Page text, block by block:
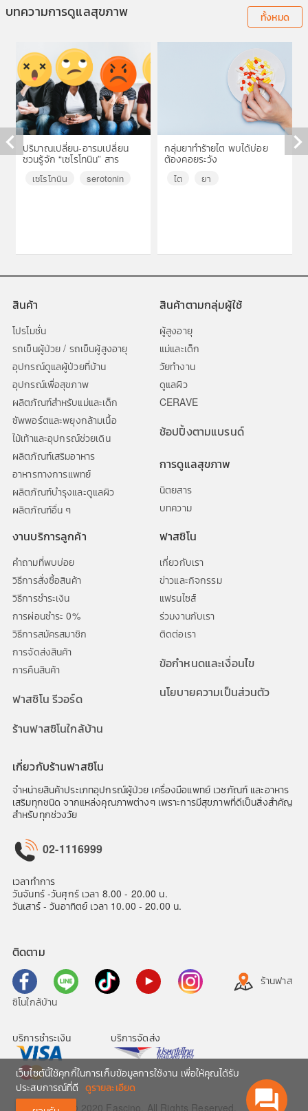
บทความการดูแลสุขภาพ ทั้งหมด
ปริมาณเปลี่ยน-อารมเปลี่ยน
ชวนรู้จัก “เซโรโทนิน” สาร
สำคัญในสมอง
เซโรโทนิน serotonin
กลุ่มยาทำร้ายไต พบได้บ่อย
ต้องคอยระวัง
ไต ยา
สินค้า
โปรโมชั่น
รถเข็นผู้ป่วย / รถเข็นผู้สูงอายุ
อุปกรณ์ดูแลผู้ป่วยที่บ้าน
อุปกรณ์เพื่อสุขภาพ
ผลิตภัณฑ์สำหรับแม่และเด็ก
ซัพพอร์ตและพยุงกล้ามเนื้อ
ไม้เท้าและอุปกรณ์ช่วยเดิน
ผลิตภัณฑ์เสริมอาหาร
อาหารทางการแพทย์
ผลิตภัณฑ์บำรุงและดูแลผิว
ผลิตภัณฑ์อื่น ๆ
สินค้าตามกลุ่มผู้ใช้
ผู้สูงอายุ
แม่และเด็ก
วัยทำงาน
ดูแลผิว
CERAVE
ช้อปปิ้งตามแบรนด์
การดูแลสุขภาพ
นิตยสาร
บทความ
งานบริการลูกค้า
คำถามที่พบบ่อย
วิธีการสั่งซื้อสินค้า
วิธีการชำระเงิน
การผ่อนชำระ 0%
วิธีการสมัครสมาชิก
การจัดส่งสินค้า
การคืนสินค้า
ฟาสซิโน รีวอร์ด
ร้านฟาสซิโนใกล้บ้าน
ฟาสซิโน
เกี่ยวกับเรา
ข่าวและกิจกรรม
แฟรนไซส์
ร่วมงานกับเรา
ติดต่อเรา
ข้อกำหนดและเงื่อนไข
นโยบายความเป็นส่วนตัว
เกี่ยวกับร้านฟาสซิโน
จำหน่ายสินค้าประเภทอุปกรณ์ผู้ป่วย เครื่องมือแพทย์ เวชภัณฑ์ และอาหาร
เสริมทุกชนิด จากแหล่งคุณภาพต่างๆ เพราะการมีสุขภาพที่ดีเป็นสิ่งสำคัญ
สำหรับทุกช่วงวัย
02-1116999
เวลาทำการ
วันจันทร์ -วันศุกร์ เวลา 8.00 - 20.00 น.
วันเสาร์ - วันอาทิตย์ เวลา 10.00 - 20.00 น.
ติดตาม
ร้านฟาส
ซิโนใกล้บ้าน
บริการชำระเงิน บริการจัดส่ง
© 2020 Fascino. All Rights Reserved. question_answer
เว็บไซต์นี้ใช้คุกกี้ในการเก็บข้อมูลการใช้งาน เพื่อให้คุณได้รับ
ประสบการณ์ที่ดี ดูรายละเอียด